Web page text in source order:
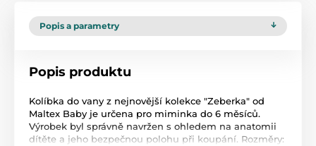
Popis a parametry
Popis produktu
Kolíbka do vany z nejnovější kolekce "Zeberka" od
Maltex Baby je určena pro miminka do 6 měsíců.
Výrobek byl správně navržen s ohledem na anatomii
dítěte a jeho bezpečnou polohu při koupání. Rozměry: